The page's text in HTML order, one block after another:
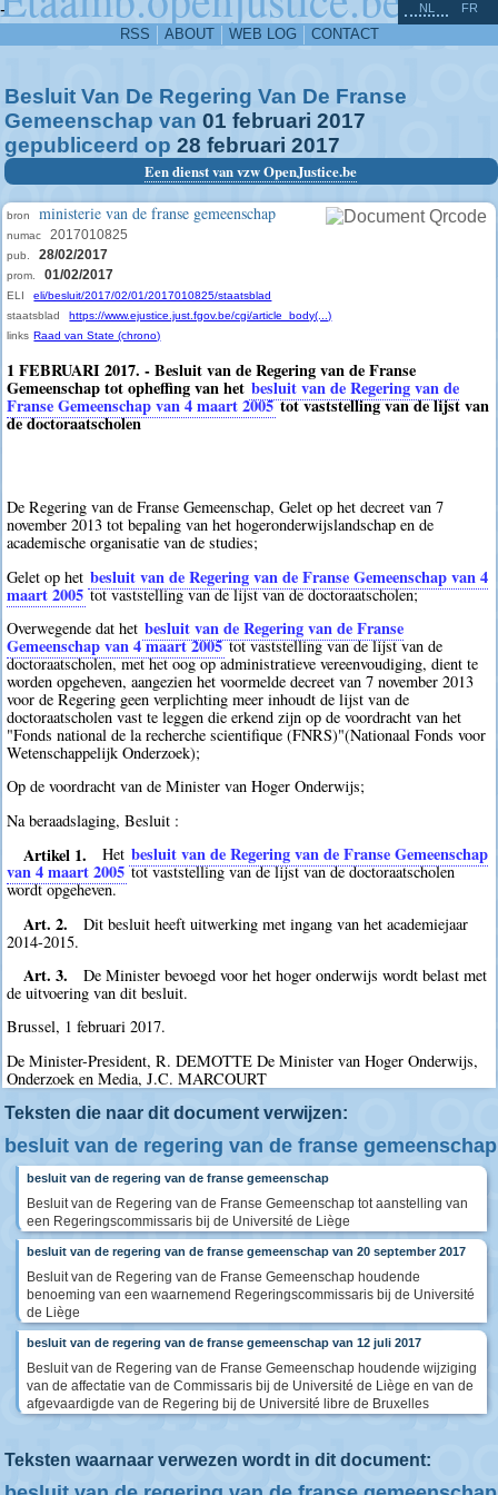
-
RSS ABOUT WEB LOG CONTACT
NL FR
Besluit Van De Regering Van De Franse
Gemeenschap van 01 februari 2017
gepubliceerd op 28 februari 2017
Een dienst van vzw OpenJustice.be
bron ministerie van de franse gemeenschap
numac 2017010825
pub. 28/02/2017
prom. 01/02/2017
ELI
eli/besluit/2017/02/01/2017010825/staatsblad
staatsblad
https://www.ejustice.just.fgov.be/cgi/article_body(...)
links Raad van State (chrono)
1 FEBRUARI 2017. - Besluit van de Regering van de Franse
Gemeenschap tot opheffing van het besluit van de Regering van de
Franse Gemeenschap van 4 maart 2005tot vaststelling van de lijst van
de doctoraatscholen
De Regering van de Franse Gemeenschap, Gelet op het decreet van 7
november 2013 tot bepaling van het hogeronderwijslandschap en de
academische organisatie van de studies;
Gelet op het besluit van de Regering van de Franse Gemeenschap van 4
maart 2005 tot vaststelling van de lijst van de doctoraatscholen;
Overwegende dat het besluit van de Regering van de Franse
Gemeenschap van 4 maart 2005tot vaststelling van de lijst van de
doctoraatscholen, met het oog op administratieve vereenvoudiging, dient te
worden opgeheven, aangezien het voormelde decreet van 7 november 2013
voor de Regering geen verplichting meer inhoudt de lijst van de
doctoraatscholen vast te leggen die erkend zijn op de voordracht van het
"Fonds national de la recherche scientifique (FNRS)"(Nationaal Fonds voor
Wetenschappelijk Onderzoek);
Op de voordracht van de Minister van Hoger Onderwijs;
Na beraadslaging, Besluit :
Artikel 1. Het besluit van de Regering van de Franse Gemeenschap
van 4 maart 2005 tot vaststelling van de lijst van de doctoraatscholen
wordt opgeheven.
Art. 2.
Dit besluit heeft uitwerking met ingang van het academiejaar
2014-2015.
Art. 3.
De Minister bevoegd voor het hoger onderwijs wordt belast met
de uitvoering van dit besluit.
Brussel, 1 februari 2017.
De Minister-President, R. DEMOTTE De Minister van Hoger Onderwijs,
Onderzoek en Media, J.C. MARCOURT
Teksten die naar dit document verwijzen:
besluit van de regering van de franse gemeenschap
besluit van de regering van de franse gemeenschap
Besluit van de Regering van de Franse Gemeenschap tot aanstelling van
een Regeringscommissaris bij de Université de Liège
besluit van de regering van de franse gemeenschap van 20 september 2017
Besluit van de Regering van de Franse Gemeenschap houdende
benoeming van een waarnemend Regeringscommissaris bij de Université
de Liège
besluit van de regering van de franse gemeenschap van 12 juli 2017
Besluit van de Regering van de Franse Gemeenschap houdende wijziging
van de affectatie van de Commissaris bij de Université de Liège en van de
afgevaardigde van de Regering bij de Université libre de Bruxelles
Teksten waarnaar verwezen wordt in dit document:
^